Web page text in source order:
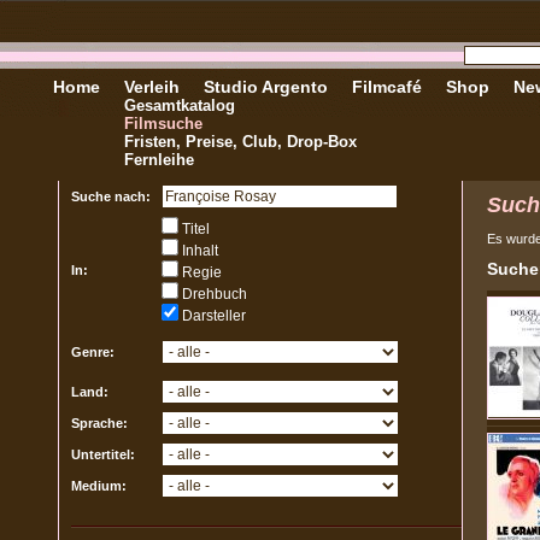
Home Verleih
Gesamtkatalog
Filmsuche
Fristen, Preise, Club, Drop-Box
Fernleihe
Studio Argento Filmcafé Shop
Suche nach:
In:
Titel
Inhalt
Regie
Drehbuch
Darsteller
Genre:
Land:
Sprache:
Untertitel:
Medium:
Es